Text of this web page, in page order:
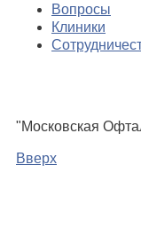
Вопросы
Клиники
"Московская
Вверх